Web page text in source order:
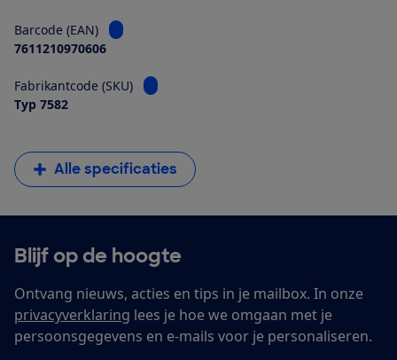
Barcode (EAN)
Bekijk informatie voor Barcode (EAN)
7611210970606
Fabrikantcode (SKU)
Bekijk informatie voor Fabrikantcode (SKU)
Typ 7582
Alle specificaties
Blijf op de hoogte
Ontvang nieuws, acties en tips in je mailbox. In onze
privacyverklaring lees je hoe we omgaan met je
persoonsgegevens en e-mails voor je personaliseren.